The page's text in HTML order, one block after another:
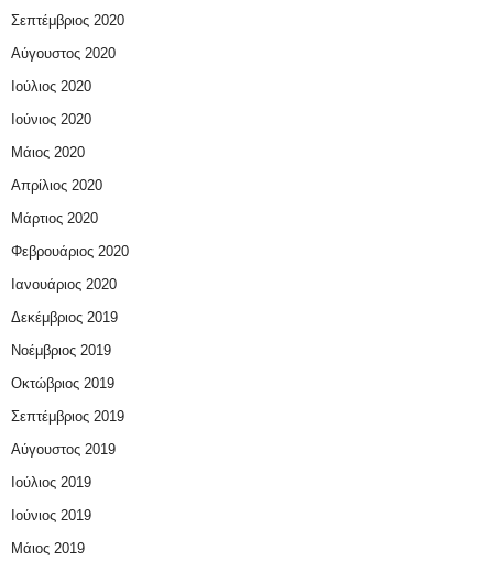
Σεπτέμβριος 2020
Αύγουστος 2020
Ιούλιος 2020
Ιούνιος 2020
Μάιος 2020
Απρίλιος 2020
Μάρτιος 2020
Φεβρουάριος 2020
Ιανουάριος 2020
Δεκέμβριος 2019
Νοέμβριος 2019
Οκτώβριος 2019
Σεπτέμβριος 2019
Αύγουστος 2019
Ιούλιος 2019
Ιούνιος 2019
Μάιος 2019